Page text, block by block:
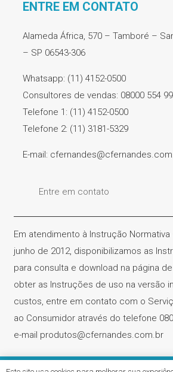
ENTRE EM CONTATO
Alameda África, 570 – Tamboré –
– SP 06543-306
Whatsapp: (11) 4152-0500
Consultores de vendas: 08000 554
Telefone 1: (11) 4152-0500
Telefone 2: (11) 3181-5329
E-mail:
Entre em contato
Em atendimento à Instrução Normativa
junho de 2012, disponibilizamos as
para consulta e download na página
obter as Instruções de uso na versão
custos, entre em contato com o
ao Consumidor através do telefone
e-mail produtos@cfernandes.com.br